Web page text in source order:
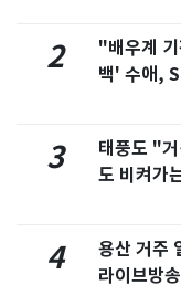
2
"배우계
백' 수애,
3
태풍도 "
도 비켜가
4
용산 거주
라이브방